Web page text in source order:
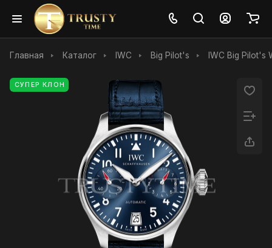
Главная Каталог IWC Big Pilot's IWC Big Pilot's
СУПЕР КЛОН